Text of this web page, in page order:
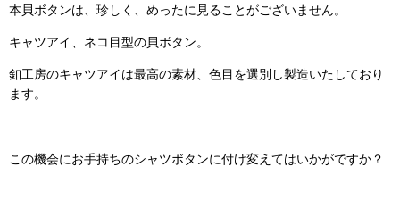
本貝ボタンは、珍しく、めったに見ることがございません。
キャツアイ、ネコ目型の貝ボタン。
釦工房のキャツアイは最高の素材、色目を選別し製造いたしており
ます。
この機会にお手持ちのシャツボタンに付け変えてはいかがですか？